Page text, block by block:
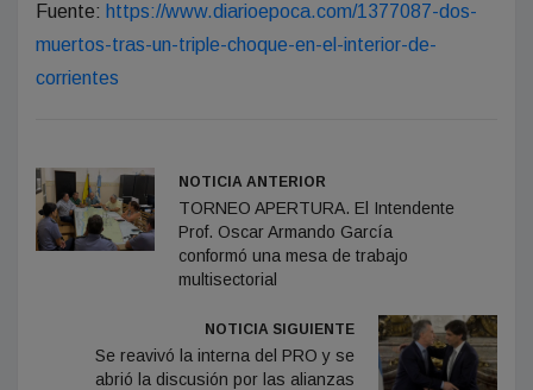
Fuente: https://www.diarioepoca.com/1377087-dos-
muertos-tras-un-triple-choque-en-el-interior-de-
corrientes
NOTICIA ANTERIOR
TORNEO APERTURA. El Intendente
Prof. Oscar Armando García
conformó una mesa de trabajo
multisectorial
NOTICIA SIGUIENTE
Se reavivó la interna del PRO y se
abrió la discusión por las alianzas